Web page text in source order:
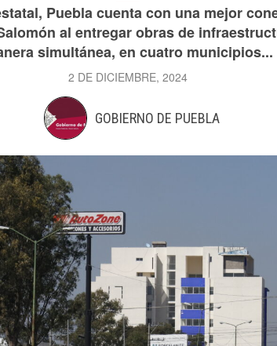
Puebla cuenta con una mejor
al entregar obras de
simultánea, en cuatro municipios...
2 DE DICIEMBRE, 2024
GOBIERNO DE PUEBLA